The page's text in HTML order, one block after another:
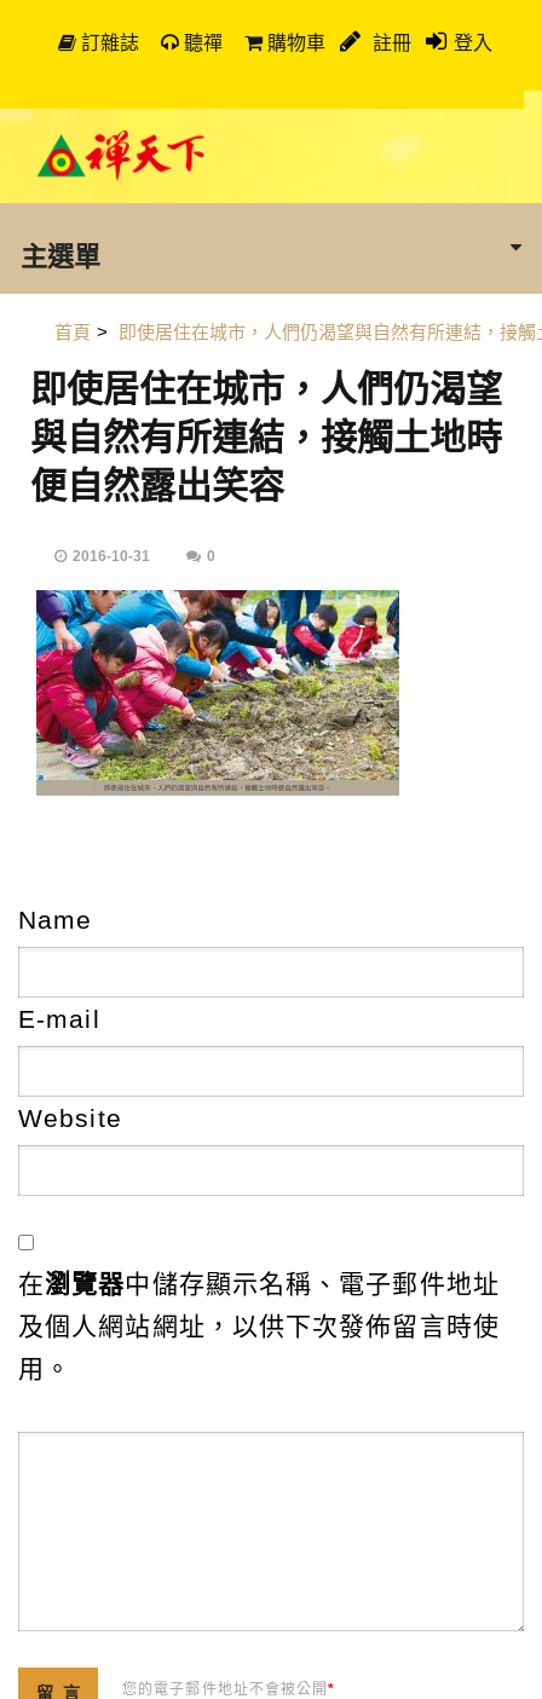
訂雜誌 聽禪 購物車 註冊 登入
主選單
首頁 > 即使居住在城市，人們仍渴望與自然有所連結，接觸
即使居住在城市，人們仍渴望
與自然有所連結，接觸土地時
便自然露出笑容
2016-10-31 0
Name
E-mail
Website
在瀏覽器中儲存顯示名稱、電子郵件地址
及個人網站網址，以供下次發佈留言時使
用。
您的電子郵件地址不會被公開*